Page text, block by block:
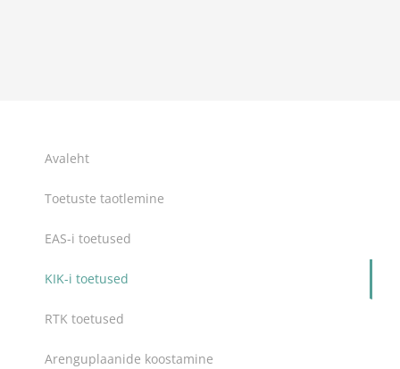
Avaleht
Toetuste taotlemine
EAS-i toetused
KIK-i toetused
RTK toetused
Arenguplaanide koostamine